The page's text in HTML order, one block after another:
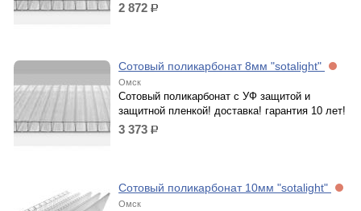
2 872 р.
Сотовый поликарбонат 8мм "sotalight"
Омск
Сотовый поликарбонат с УФ защитой и
защитной пленкой! доставка! гарантия 10 лет!
3 373 р.
Сотовый поликарбонат 10мм "sotalight"
Омск